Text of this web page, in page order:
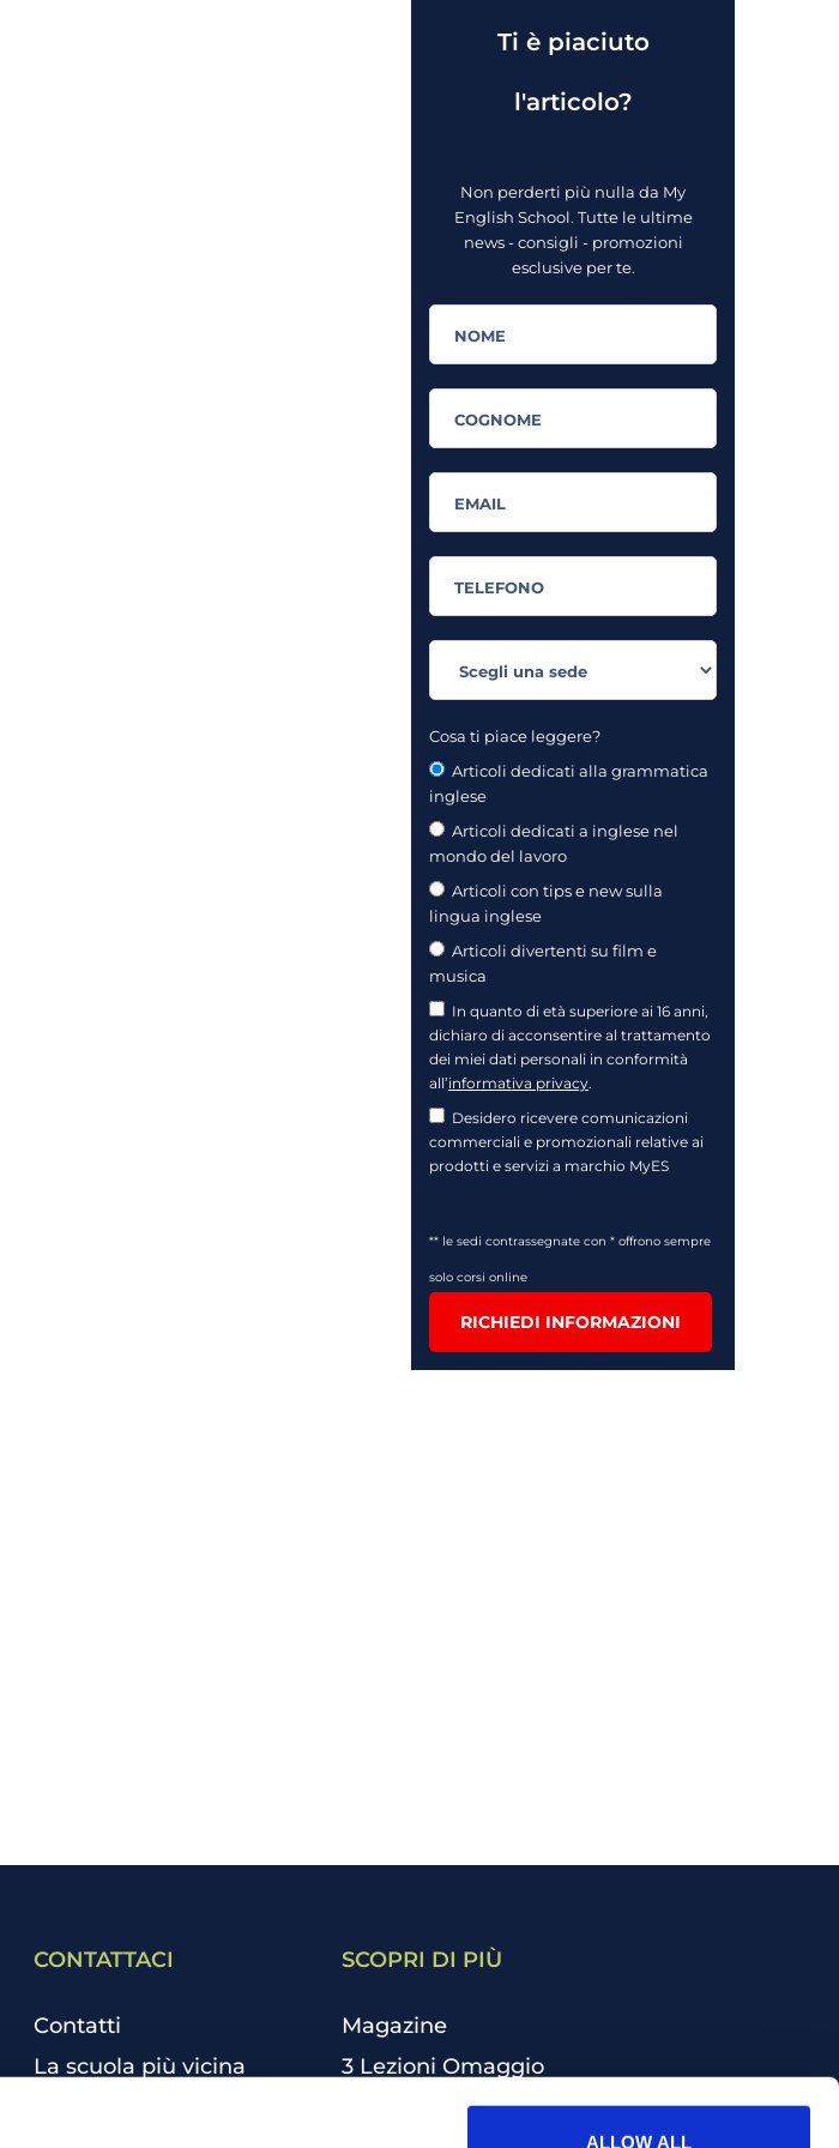
ALLOW ALL
Ti è piaciuto
l'articolo?
Non perderti più nulla da My
English School. Tutte le ultime
news - consigli - promozioni
esclusive per te.
Cosa ti piace leggere?
Articoli dedicati alla grammatica
inglese
Articoli dedicati a inglese nel
mondo del lavoro
Articoli con tips e new sulla
lingua inglese
Articoli divertenti su film e
musica
In quanto di età superiore ai 16 anni,
dichiaro di acconsentire al trattamento
dei miei dati personali in conformità
all’informativa privacy.
Desidero ricevere comunicazioni
commerciali e promozionali relative ai
prodotti e servizi a marchio MyES
** le sedi contrassegnate con * offrono sempre
solo corsi online
RICHIEDI INFORMAZIONI
CONTATTACI
Contatti
La scuola più vicina
SCOPRI DI PIÙ
Magazine
3 Lezioni Omaggio